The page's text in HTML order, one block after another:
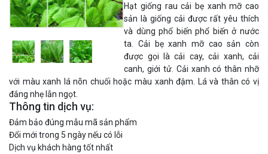
Hạt giống rau cải bẹ xanh mỡ cao
sản là giống cải được rất yêu thích
và dùng phổ biến phổ biến ở nước
ta. Cải bẹ xanh mỡ cao sản còn
được gọi là cải cay, cải xanh, cải
canh, giới tử. Cải xanh có thân nhỡ
với màu xanh lá nõn chuối hoặc màu xanh đậm. Lá và thân có vị
đắng nhẹ lẫn ngọt.
Thông tin dịch vụ:
Đảm bảo đúng mẫu mã sản phẩm
Đổi mới trong 5 ngày nếu có lỗi
Dịch vụ khách hàng tốt nhất